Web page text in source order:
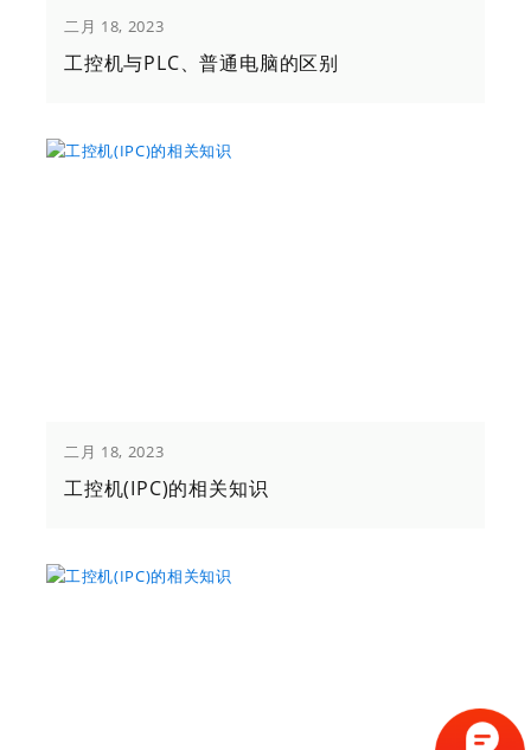
二月 18, 2023
工控机与PLC、普通电脑的区别
二月 18, 2023
工控机(IPC)的相关知识